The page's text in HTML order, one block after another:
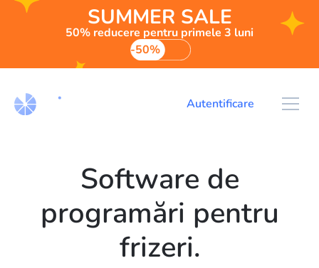
SUMMER SALE
50% reducere pentru primele 3 luni
-50%
Autentificare
Software de
programări pentru
frizeri.